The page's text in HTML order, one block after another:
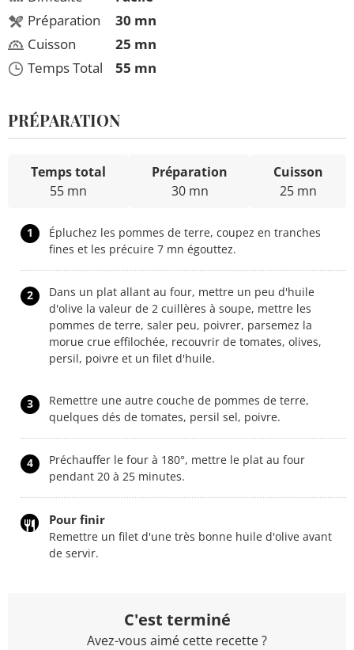
Préparation
Cuisson
Temps Total
30 mn
25 mn
55 mn
PRÉPARATION
Temps total
55 mn
Préparation
30 mn
Cuisson
25 mn
1
Épluchez les pommes de terre, coupez en tranches
fines et les précuire 7 mn égouttez.
2
Dans un plat allant au four, mettre un peu d'huile
d'olive la valeur de 2 cuillères à soupe, mettre les
pommes de terre, saler peu, poivrer, parsemez la
morue crue effilochée, recouvrir de tomates, olives,
persil, poivre et un filet d'huile.
3
Remettre une autre couche de pommes de terre,
quelques dés de tomates, persil sel, poivre.
4
Préchauffer le four à 180°, mettre le plat au four
pendant 20 à 25 minutes.
Pour finir
Remettre un filet d'une très bonne huile d'olive avant
de servir.
C'est terminé
Avez-vous aimé cette recette ?